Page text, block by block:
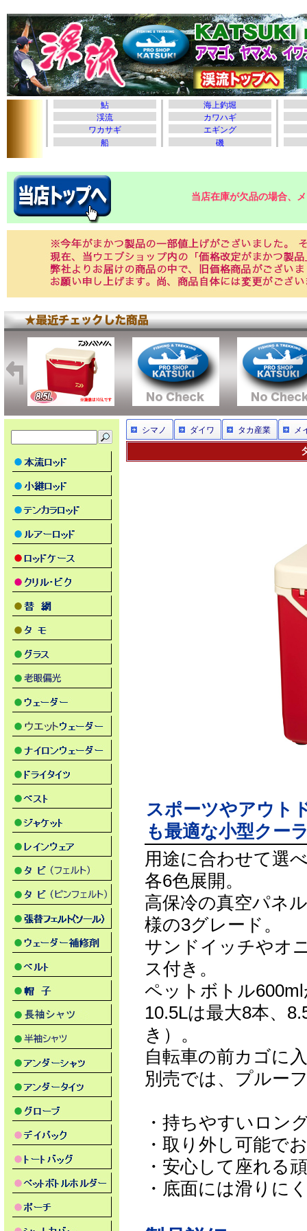
当店在庫が欠品の場合、
シマノ ダイワ タカ産業 メ
スポーツやアウト
も最適な小型クー
用途に合わせて選
各6色展開。
高保冷の真空パネ
様の3グレード。
サンドイッチやオ
ス付き。
ペットボトル
10.5Lは最大8本、
き）。
自転車の前カゴに
別売では、プルー
・持ちやすいロン
・取り外し可能で
・安心して座れる
・底面には滑りに